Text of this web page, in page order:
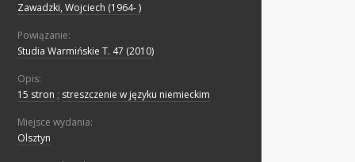
Zawadzki, Wojciech (1964- )
Powiązanie:
Studia Warmińskie T. 47 (2010)
Opis:
15 stron ; streszczenie w języku niemieckim
Miejsce wydania:
Olsztyn